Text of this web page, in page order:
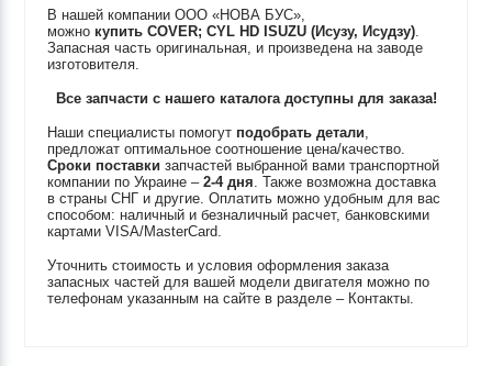
В нашей компании ООО «НОВА БУС»,
можно купитьCOVER; CYL HD ISUZU (Исузу, Исудзу).
Запасная часть оригинальная, и произведена на заводе
изготовителя.
Все запчасти с нашего каталога доступны для заказа!
Наши специалисты помогут подобрать детали,
предложат оптимальное соотношение цена/качество.
Сроки поставки запчастей выбранной вами транспортной
компании по Украине –2-4 дня. Также возможна доставка
в страны СНГ и другие. Оплатить можно удобным для вас
способом: наличный и безналичный расчет, банковскими
картами VISA/MasterCard.
Уточнить стоимость и условия оформления заказа
запасных частей для вашей модели двигателя можно по
телефонам указанным на сайте в разделе – Контакты.